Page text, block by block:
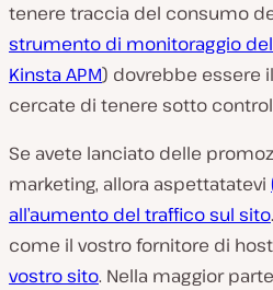
tenere traccia del consumo
strumento di monitoraggio
Kinsta APM) dovrebbe essere
cercate di tenere sotto
Se avete lanciato delle
marketing, allora aspettatatevi
all’aumento del traffico sul sito
come il vostro fornitore di
vostro sito. Nella maggior